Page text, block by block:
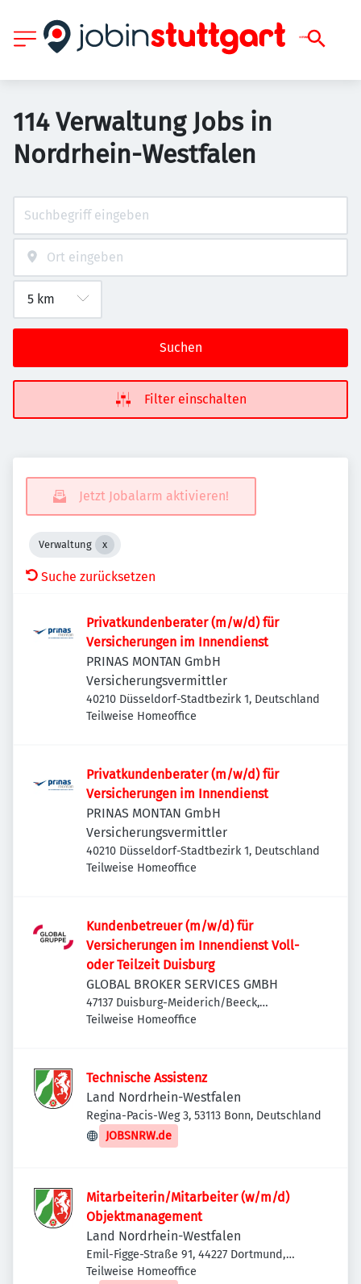
114 Verwaltung Jobs in
Nordrhein-Westfalen
Suchen
Filter einschalten
Jetzt Jobalarm aktivieren!
Verwaltung
Suche zurücksetzen
Privatkundenberater (m/w/d) für
Versicherungen im Innendienst
PRINAS MONTAN GmbH
Versicherungsvermittler
40210 Düsseldorf-Stadtbezirk 1, Deutschland
Teilweise Homeoffice
Privatkundenberater (m/w/d) für
Versicherungen im Innendienst
PRINAS MONTAN GmbH
Versicherungsvermittler
40210 Düsseldorf-Stadtbezirk 1, Deutschland
Teilweise Homeoffice
Kundenbetreuer (m/w/d) für
Versicherungen im Innendienst Voll-
oder Teilzeit Duisburg
GLOBAL BROKER SERVICES GMBH
47137 Duisburg-Meiderich/Beeck,
Deutschland
Teilweise Homeoffice
Technische Assistenz
Land Nordrhein-Westfalen
Regina-Pacis-Weg 3, 53113 Bonn, Deutschland
JOBSNRW.de
Mitarbeiterin/Mitarbeiter (w/m/d)
Objektmanagement
Land Nordrhein-Westfalen
Emil-Figge-Straße 91, 44227 Dortmund,
Deutschland
Teilweise Homeoffice